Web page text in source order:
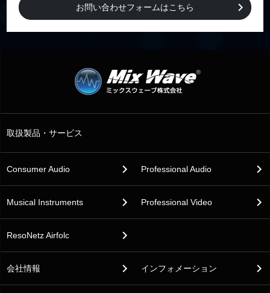
お問い合わせフォームはこちら
取扱製品・サービス
Consumer Audio Professional Audio
Musical Instruments Professional Video
ResoNetz Airfolc
会社情報 インフォメーション